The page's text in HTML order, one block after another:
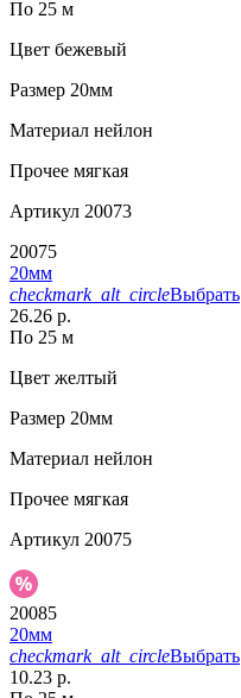
По 25 м
Цвет бежевый
Размер 20мм
Материал нейлон
Прочее мягкая
Артикул 20073
20075
20мм
checkmark_alt_circleВыбрать
26.26 р.
По 25 м
Цвет желтый
Размер 20мм
Материал нейлон
Прочее мягкая
Артикул 20075
20085
20мм
checkmark_alt_circleВыбрать
10.23 р.